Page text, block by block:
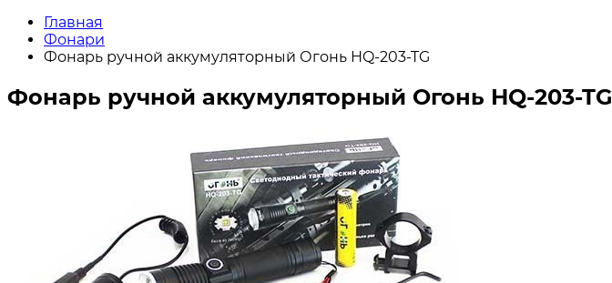
Главная
Фонари
Фонарь ручной аккумуляторный Огонь HQ-203-TG
Фонарь ручной аккумуляторный Огонь HQ-203-TG